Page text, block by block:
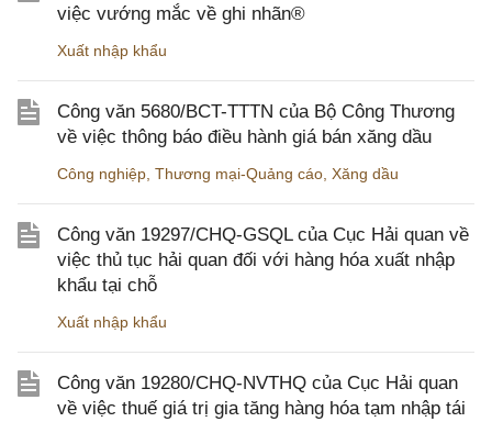
việc vướng mắc về ghi nhãn®
Xuất nhập khẩu
Công văn 5680/BCT-TTTN của Bộ Công Thương
về việc thông báo điều hành giá bán xăng dầu
Công nghiệp Thương mại-Quảng cáo Xăng dầu
Công văn 19297/CHQ-GSQL của Cục Hải quan về
việc thủ tục hải quan đối với hàng hóa xuất nhập
khẩu tại chỗ
Xuất nhập khẩu
Công văn 19280/CHQ-NVTHQ của Cục Hải quan
về việc thuế giá trị gia tăng hàng hóa tạm nhập tái